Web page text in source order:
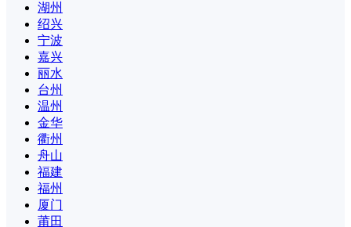
湖州
绍兴
宁波
嘉兴
丽水
台州
温州
金华
衢州
舟山
福建
福州
厦门
莆田